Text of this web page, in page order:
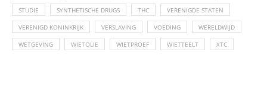
STUDIE SYNTHETISCHE DRUGS THC VERENIGDE STATEN
VERENIGD KONINKRIJK VERSLAVING VOEDING WERELDWIJD
WETGEVING WIETOLIE WIETPROEF WIETTEELT XTC